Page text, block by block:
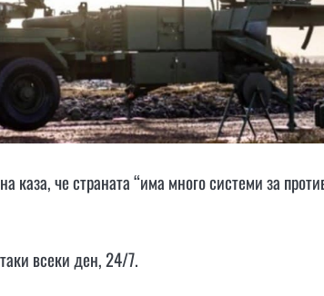
каза, че страната “има много системи за
всеки ден, 24/7.